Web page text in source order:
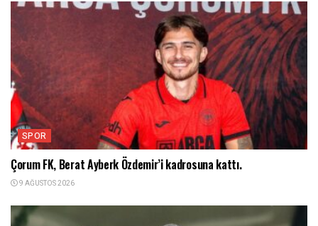
SPOR
Çorum FK, Berat Ayberk Özdemir’i kadrosuna kattı.
9 AĞUSTOS 2026